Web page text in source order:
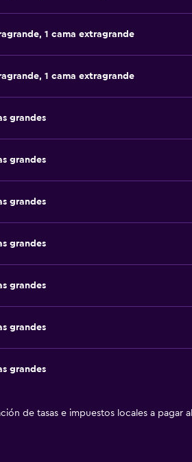
1 cama extragrande
1 cama extragrande
grandes
grandes
grandes
grandes
grandes
grandes
grandes
de tasas e impuestos locales a pagar